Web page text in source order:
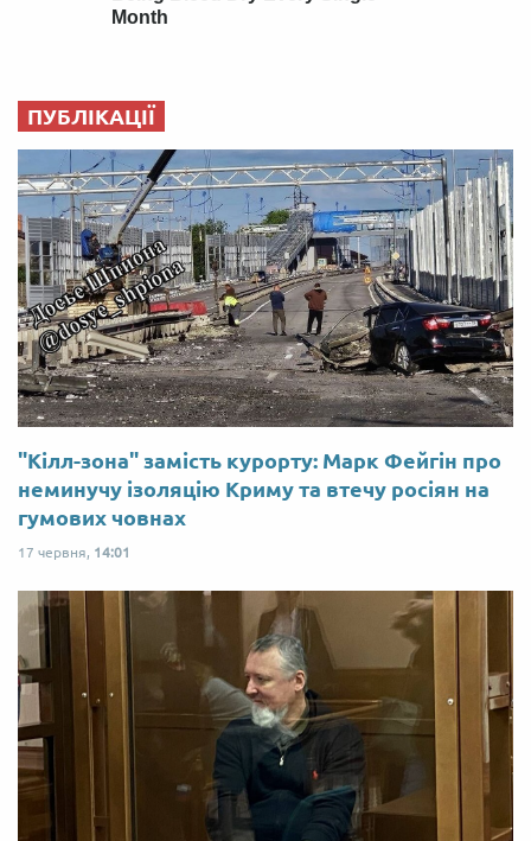
ПУБЛІКАЦІЇ
"Кілл-зона" замість курорту: Марк Фейгін про
неминучу ізоляцію Криму та втечу росіян на
гумових човнах
17 червня, 14:01